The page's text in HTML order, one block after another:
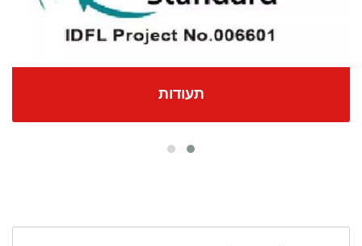
תעודות